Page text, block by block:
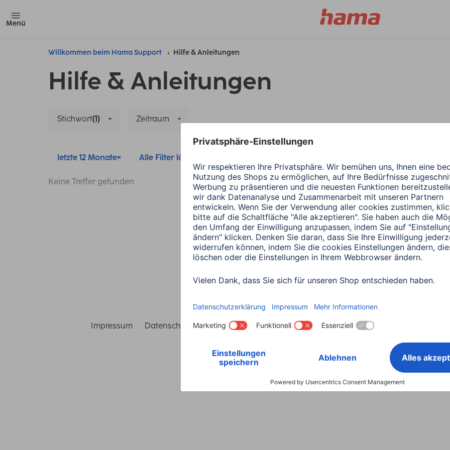
Menü
Willkommen beim Hama Support Hilfe & Anleitungen
Hilfe & Anleitungen
Stichwort(1) Zeitraum
letzte 12 Monate Alle Filter löschen
Keine Treffer gefunden
Land wählen
Impressum Datenschutz Garantiebestimmungen Konformitätserklärungen